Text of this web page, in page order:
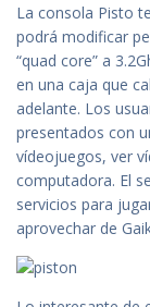
La consola Pisto
podrá modificar
“quad core” a
en una caja que
adelante. Los
presentados con
vídeojuegos, ver
computadora. El
servicios para
aprovechar de